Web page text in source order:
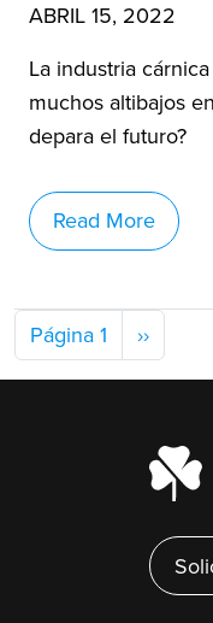
ABRIL 15, 2022
La industria
muchos altibajos
depara el futuro?
Read More
Paginación
Página 1 ››